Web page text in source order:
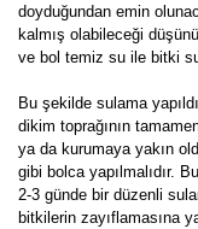
doyduğundan emin
kalmış olabileceği
ve bol temiz su ile bitki
Bu şekilde sulama
dikim toprağının
ya da kurumaya yakın
gibi bolca yapılmalıdır.
2-3 günde bir düzenli
bitkilerin zayıflamasına